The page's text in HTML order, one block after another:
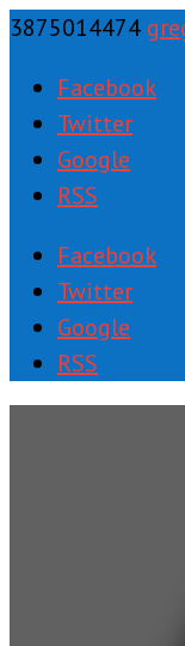
3875014474
Facebook
Twitter
Google
RSS
Facebook
Twitter
Google
RSS